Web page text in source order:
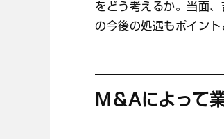
をどう考えるか。当面
の今後の処遇もポイント
M＆Aによって